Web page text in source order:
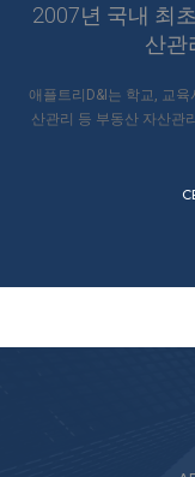
2007년 국내 최
산관
애플트리D&I는 학교, 교
산관리 등 부동산 자산관